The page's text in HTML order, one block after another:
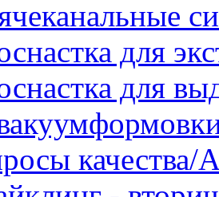
для
для
качества/